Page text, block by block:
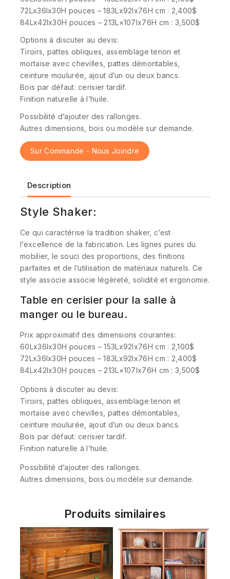
72Lx36lx30H pouces – 183Lx92lx76H cm : 2,400$
84Lx42lx30H pouces – 213L×107lx76H cm : 3,500$
Options à discuter au devis:
Tiroirs, pattes obliques, assemblage tenon et
mortaise avec chevilles, pattes démontables,
ceinture moulurée, ajout d’un ou deux bancs.
Bois par défaut: cerisier tardif.
Finition naturelle à l’huile.
Possibilité d’ajouter des rallonges.
Autres dimensions, bois ou modèle sur demande.
Sur Commande - Nous Joindre
Description
Style Shaker:
Ce qui caractérise la tradition shaker, c’est
l’excellence de la fabrication. Les lignes pures du
mobilier, le souci des proportions, des finitions
parfaites et de l’utilisation de matériaux naturels. Ce
style associe associe légèreté, solidité et ergonomie.
Table en cerisier pour la salle à
manger ou le bureau.
Prix approximatif des dimensions courantes:
60Lx36lx30H pouces – 153Lx92lx76H cm : 2,100$
72Lx36lx30H pouces – 183Lx92lx76H cm : 2,400$
84Lx42lx30H pouces – 213L×107lx76H cm : 3,500$
Options à discuter au devis:
Tiroirs, pattes obliques, assemblage tenon et
mortaise avec chevilles, pattes démontables,
ceinture moulurée, ajout d’un ou deux bancs.
Bois par défaut: cerisier tardif.
Finition naturelle à l’huile.
Possibilité d’ajouter des rallonges.
Autres dimensions, bois ou modèle sur demande.
Produits similaires